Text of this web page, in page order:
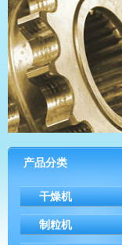
产品分类
干燥机
制粒机